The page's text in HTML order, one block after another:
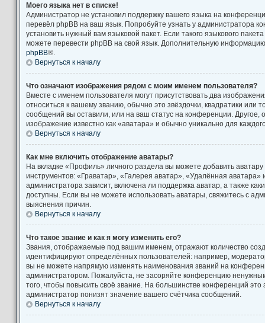
Моего языка нет в списке!
Администратор не установил поддержку вашего языка на
перевёл phpBB на ваш язык. Попробуйте узнать у администратора
установить нужный вам языковой пакет. Если такого языкового
можете перевести phpBB на свой язык. Дополнительную
phpBB®.
Вернуться к началу
Что означают изображения рядом с моим именем пользователя?
Вместе с именем пользователя могут присутствовать два
относиться к вашему званию, обычно это звёздочки, квадратики или
сообщений вы оставили, или на ваш статус на конференции. Другое,
изображение известно как «аватара» и обычно уникально для
Вернуться к началу
Как мне включить отображение аватары?
На вкладке «Профиль» личного раздела вы можете добавить
инструментов: «Граватар», «Галерея аватар», «Удалённая
администратора зависит, включена ли поддержка аватар, а также
доступны. Если вы не можете использовать аватары, свяжитесь с
выяснения причин.
Вернуться к началу
Что такое звание и как я могу изменить его?
Звания, отображаемые под вашим именем, отражают количество
идентифицируют определённых пользователей: например,
вы не можете напрямую изменять наименования званий на
администратором. Пожалуйста, не засоряйте конференцию
того, чтобы повысить своё звание. На большинстве конференций
администратор понизят значение вашего счётчика сообщений.
Вернуться к началу